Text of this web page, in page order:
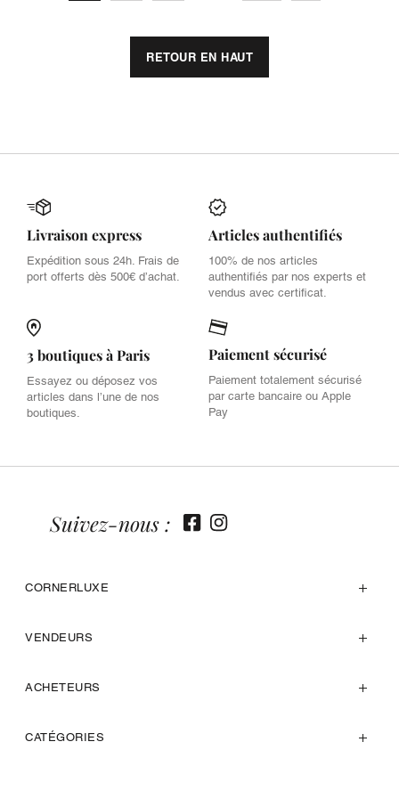
RETOUR EN HAUT
Livraison express
Expédition sous 24h. Frais de
port offerts dès 500€ d’achat.
Articles authentifiés
100% de nos articles
authentifiés par nos experts et
vendus avec certificat.
3 boutiques à Paris
Essayez ou déposez vos
articles dans l’une de nos
boutiques.
Paiement sécurisé
Paiement totalement sécurisé
par carte bancaire ou Apple
Pay
CORNERLUXE
VENDEURS
ACHETEURS
CATÉGORIES
Suivez-nous :